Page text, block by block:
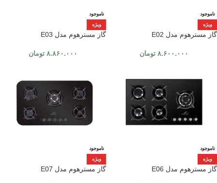
ناموجود
ویژه
گاز مسترهوم مدل E02
۸.۶۰۰.۰۰۰ تومان
ناموجود
ویژه
گاز مسترهوم مدل E03
۸.۸۶۰.۰۰۰ تومان
ناموجود
ویژه
گاز مسترهوم مدل E06
ناموجود
ویژه
گاز مسترهوم مدل E07